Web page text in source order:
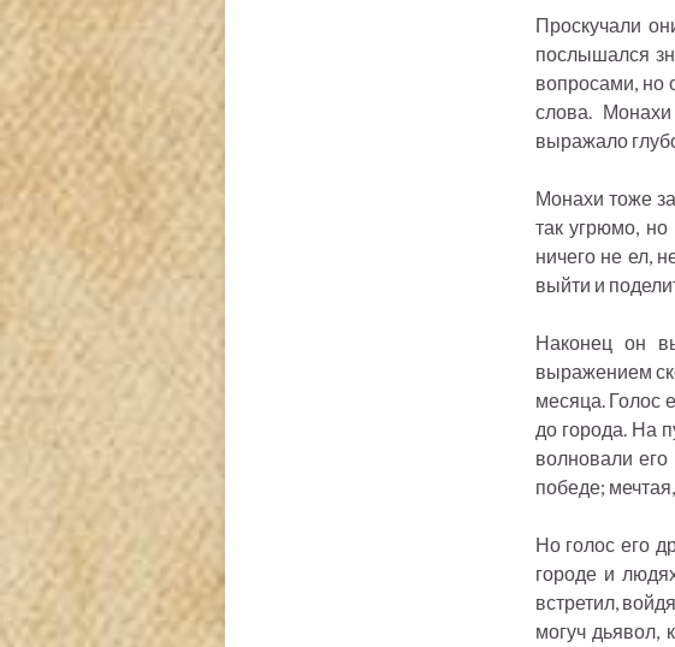
Проскучали
послышался
вопросами, но
слова.
выражало
Монахи тоже
так угрюмо,
ничего не ел,
выйти и
Наконец он
выражением
месяца. Голос
до города. На
волновали
победе;
Но голос его
городе и
встретил,
могуч дьявол,